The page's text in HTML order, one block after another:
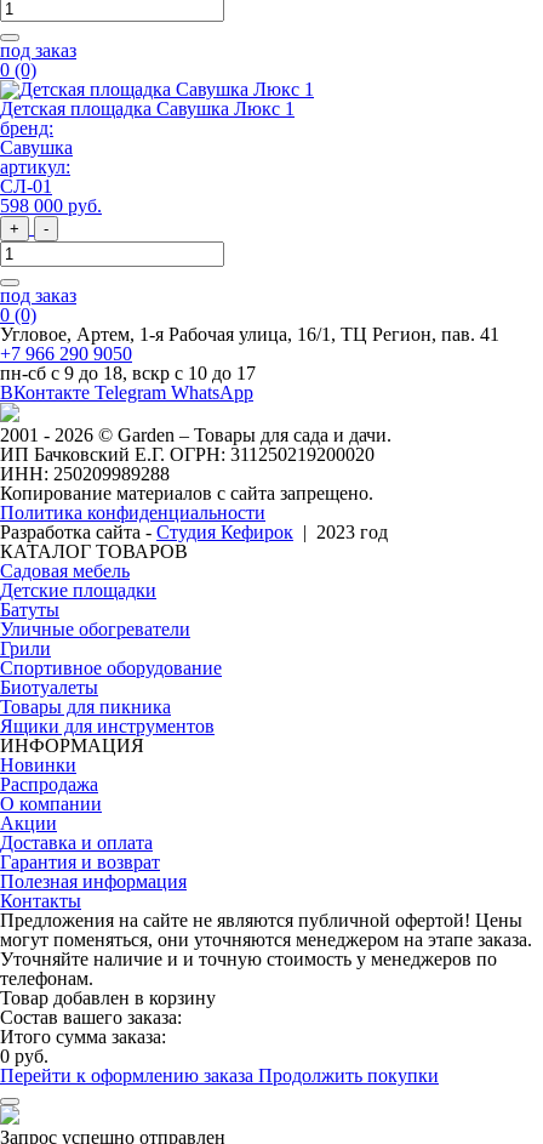
под заказ
0 (0)
Детская площадка Савушка Люкс 1
бренд:
Савушка
артикул:
СЛ-01
598 000 руб.
+ -
под заказ
0 (0)
Угловое, Артем, ​1-я Рабочая улица, 16/1, ТЦ Регион, пав. 41
+7 966 290 9050
пн-сб с 9 до 18, вскр с 10 до 17
ВКонтакте Telegram WhatsApp
2001 - 2026 © Garden – Товары для сада и дачи.
ИП Бачковский Е.Г. ОГРН: 311250219200020
ИНН: 250209989288
Копирование материалов с сайта запрещено.
Политика конфиденциальности
Разработка сайта - Студия Кефирок | 2023 год
КАТАЛОГ ТОВАРОВ
Садовая мебель
Детские площадки
Батуты
Уличные обогреватели
Грили
Спортивное оборудование
Биотуалеты
Товары для пикника
Ящики для инструментов
ИНФОРМАЦИЯ
Новинки
Распродажа
О компании
Акции
Доставка и оплата
Гарантия и возврат
Полезная информация
Контакты
Предложения на сайте не являются публичной офертой! Цены
могут поменяться, они уточняются менеджером на этапе заказа.
Уточняйте наличие и и точную стоимость у менеджеров по
телефонам.
Товар добавлен в корзину
Состав вашего заказа:
Итого сумма заказа:
0 руб.
Перейти к оформлению заказа Продолжить покупки
Запрос успешно отправлен